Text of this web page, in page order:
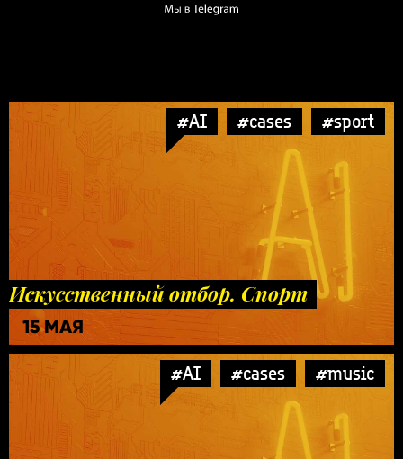
#AI #cases #sport
Искусственный отбор. Спорт
15 МАЯ
#AI #cases #music